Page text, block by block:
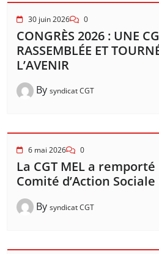
30 juin 2026 0
CONGRÈS 2026 : UNE
RASSEMBLÉE ET
L’AVENIR
By syndicat CGT
6 mai 2026 0
La CGT MEL a
Comité d’Action Sociale
By syndicat CGT